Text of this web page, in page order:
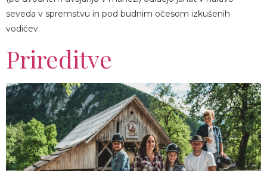
seveda v spremstvu in pod budnim očesom izkušenih
vodičev.
Prireditve